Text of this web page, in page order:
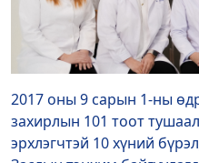
2017 оны 9 сарын 1-ны
захирлын 101 тоот
эрхлэгчтэй 10 хүний